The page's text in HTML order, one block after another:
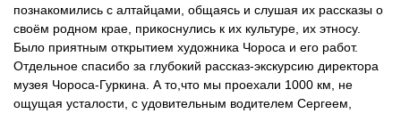
познакомились с алтайцами, общаясь и слушая их рассказы о
своём родном крае, прикоснулись к их культуре, их этносу.
Было приятным открытием художника Чороса и его работ.
Отдельное спасибо за глубокий рассказ-экскурсию директора
музея Чороса-Гуркина. А то,что мы проехали 1000 км, не
ощущая усталости, с удовительным водителем Сергеем,